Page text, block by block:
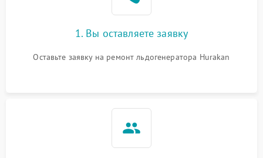
1. Вы оставляете заявку
Оставьте заявку на ремонт льдогенератора Hurakan